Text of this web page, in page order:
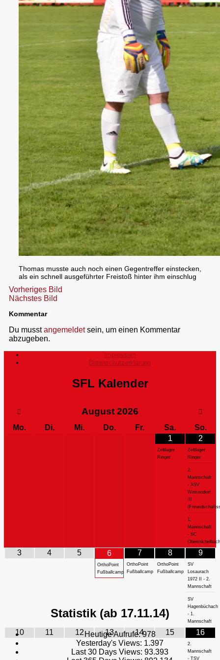
Thomas musste auch noch einen Gegentreffer einstecken,
als ein schnell ausgeführter Freistoß hinter ihm einschlug
Vorheriges Bild
Nächstes Bild
Kommentar
Du musstangemeldetsein, um einen Kommentar
abzugeben.
Impressum
Datenschutzerklärung
SFL Kalender
August 2026
Mo. Di. Mi. Do. Fr. Sa.
So.
1
Zeltlager
Ringer
2
Zeltlager
Ringer
2.
Mannschaft
- ASV
Weisendorf
1.
Mannschaft
- SC
Obermichelbach
3 4 5 6
OrthoPoint
Fußballcamp
7
OrthoPoint
Fußballcamp
8
OrthoPoint
Fußballcamp
9
SV
Losaurach
1972 II - 2.
Mannschaft
SV
Hagenbüchach
- 1.
Mannschaft
10 11 12 13 14 15 16
2.
Mannschaft
- TSV
Statistik (ab 17.11.14)
Heutige Aufrufe:978
Yesterday's Views: 1.397
Last 30 Days Views: 93.393